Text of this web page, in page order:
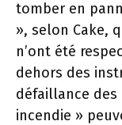
tomber en
», selon Cake,
n’ont été
dehors des
défaillance
incendie »